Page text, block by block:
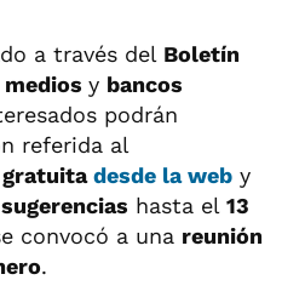
a través del Boletín
medios y bancos
podrán
referida al
gratuitadesde la web y
hasta el 13
convocó a una reunión
.